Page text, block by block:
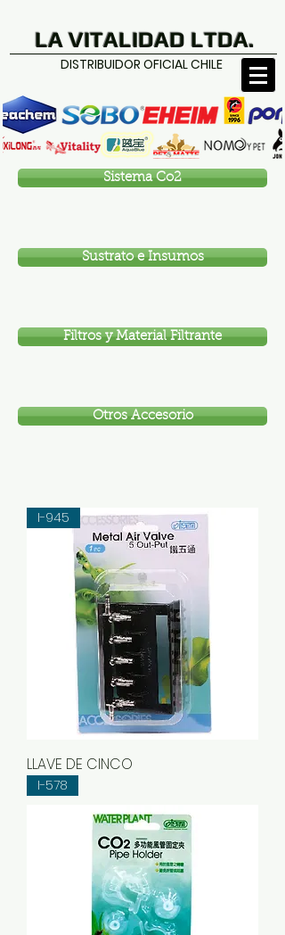
LA VITALIDAD LTDA.
DISTRIBUIDOR OFICIAL CHILE
Sistema Co2
Sustrato e Insumos
Filtros y Material Filtrante
Otros Accesorio
I-945
LLAVE DE CINCO
I-578